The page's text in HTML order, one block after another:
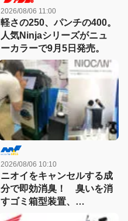
2026/08/06 11:00
軽さの250、パンチの400。
人気Ninjaシリーズがニュ
ーカラーで9月5日発売。
2026/08/06 10:10
ニオイをキャンセルする成
分で即効消臭！ 臭いを消
すゴミ箱型装置、
「NIOCAN（ニオキャ